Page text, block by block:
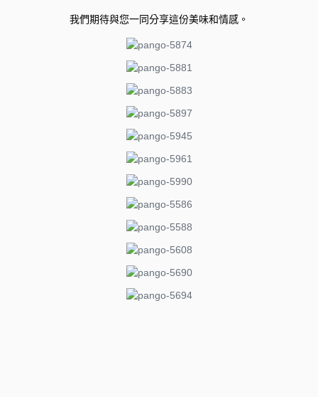
我們期待與您一同分享這份美味和情感。